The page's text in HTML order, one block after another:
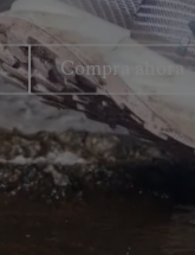
Compra ahora